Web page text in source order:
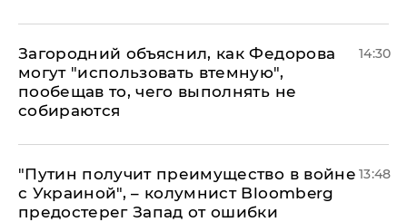
Загородний объяснил, как Федорова
могут "использовать втемную",
пообещав то, чего выполнять не
собираются
14:30
"Путин получит преимущество в войне
с Украиной", – колумнист Bloomberg
предостерег Запад от ошибки
13:48